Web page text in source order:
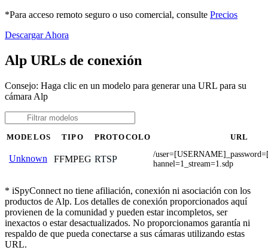
*Para acceso remoto seguro o uso comercial, consulte Precios
Descargar Ahora
Alp URLs de conexión
Consejo: Haga clic en un modelo para generar una URL para su
cámara Alp
MODELOS TIPO PROTOCOLO URL
Unknown FFMPEG RTSP
/
hannel=1_stream=1.sdp
* iSpyConnect no tiene afiliación, conexión ni asociación con los
productos de Alp. Los detalles de conexión proporcionados aquí
provienen de la comunidad y pueden estar incompletos, ser
inexactos o estar desactualizados. No proporcionamos garantía ni
respaldo de que pueda conectarse a sus cámaras utilizando estas
URL.